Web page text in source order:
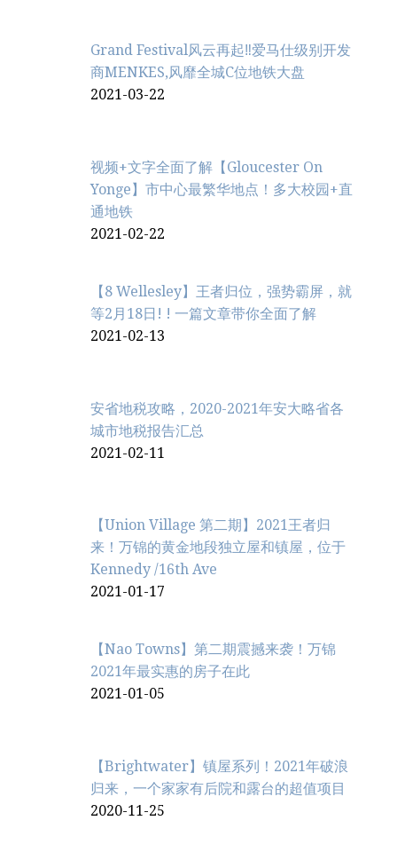
Grand Festival风云再起‼️爱马仕级别开发
商MENKES,风靡全城C位地铁大盘
2021-03-22
视频+文字全面了解【Gloucester On
Yonge】市中心最繁华地点！多大校园+直
通地铁
2021-02-22
【8 Wellesley】王者归位，强势霸屏，就
等2月18日! ! 一篇文章带你全面了解
2021-02-13
安省地税攻略，2020-2021年安大略省各
城市地税报告汇总
2021-02-11
【Union Village 第二期】2021王者归
来！万锦的黄金地段独立屋和镇屋，位于
Kennedy /16th Ave
2021-01-17
【Nao Towns】第二期震撼来袭！万锦
2021年最实惠的房子在此
2021-01-05
【Brightwater】镇屋系列！2021年破浪
归来，一个家家有后院和露台的超值项目
2020-11-25